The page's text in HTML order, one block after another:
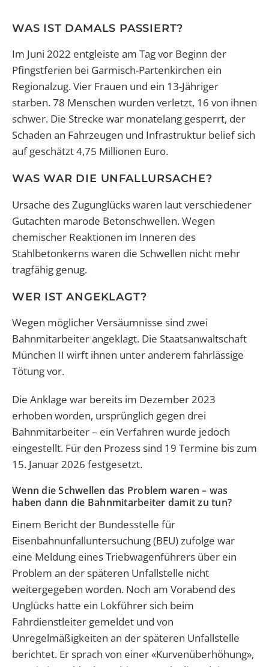
WAS IST DAMALS PASSIERT?
Im Juni 2022 entgleiste am Tag vor Beginn der
Pfingstferien bei Garmisch-Partenkirchen ein
Regionalzug. Vier Frauen und ein 13-Jähriger
starben. 78 Menschen wurden verletzt, 16 von ihnen
schwer. Die Strecke war monatelang gesperrt, der
Schaden an Fahrzeugen und Infrastruktur belief sich
auf geschätzt 4,75 Millionen Euro.
WAS WAR DIE UNFALLURSACHE?
Ursache des Zugunglücks waren laut verschiedener
Gutachten marode Betonschwellen. Wegen
chemischer Reaktionen im Inneren des
Stahlbetonkerns waren die Schwellen nicht mehr
tragfähig genug.
WER IST ANGEKLAGT?
Wegen möglicher Versäumnisse sind zwei
Bahnmitarbeiter angeklagt. Die Staatsanwaltschaft
München II wirft ihnen unter anderem fahrlässige
Tötung vor.
Die Anklage war bereits im Dezember 2023
erhoben worden, ursprünglich gegen drei
Bahnmitarbeiter – ein Verfahren wurde jedoch
eingestellt. Für den Prozess sind 19 Termine bis zum
15. Januar 2026 festgesetzt.
Wenn die Schwellen das Problem waren – was
haben dann die Bahnmitarbeiter damit zu tun?
Einem Bericht der Bundesstelle für
Eisenbahnunfalluntersuchung (BEU) zufolge war
eine Meldung eines Triebwagenführers über ein
Problem an der späteren Unfallstelle nicht
weitergegeben worden. Noch am Vorabend des
Unglücks hatte ein Lokführer sich beim
Fahrdienstleiter gemeldet und von
Unregelmäßigkeiten an der späteren Unfallstelle
berichtet. Er sprach von einer «Kurvenüberhöhung»,